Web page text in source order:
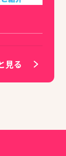
見る